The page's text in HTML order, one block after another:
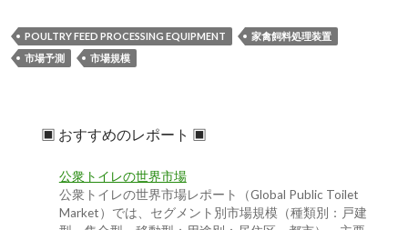
POULTRY FEED PROCESSING EQUIPMENT
家禽飼料処理装置
市場予測
市場規模
▣ おすすめのレポート ▣
公衆トイレの世界市場
公衆トイレの世界市場レポート（Global Public Toilet
Market）では、セグメント別市場規模（種類別：戸建